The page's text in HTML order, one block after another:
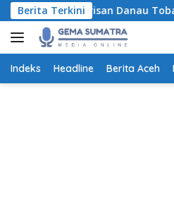
Langsung
ke
konten
Berita Terkini
Danau Toba
Indeks Headline Berita Aceh